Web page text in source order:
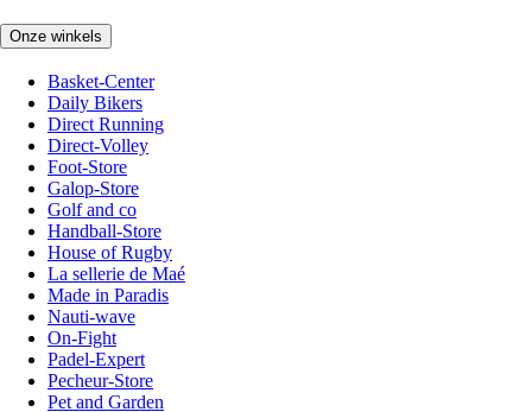
Onze winkels
Basket-Center
Daily Bikers
Direct Running
Direct-Volley
Foot-Store
Galop-Store
Golf and co
Handball-Store
House of Rugby
La sellerie de Maé
Made in Paradis
Nauti-wave
On-Fight
Padel-Expert
Pecheur-Store
Pet and Garden